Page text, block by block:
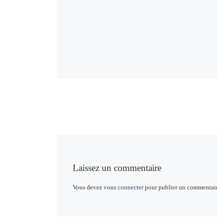
Laissez un commentaire
Vous devez vous connecterpour publier un